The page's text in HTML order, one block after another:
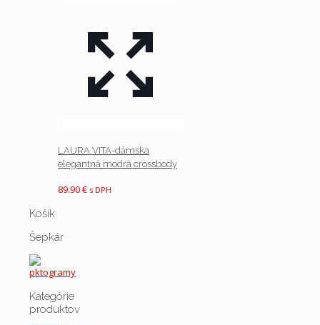
LAURA VITA-dámska
elegantná modrá crossbody
89.90€ s DPH
Košík
Šepkár
Kategórie
produktov